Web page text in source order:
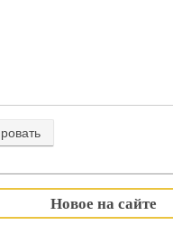
Новое на сайте